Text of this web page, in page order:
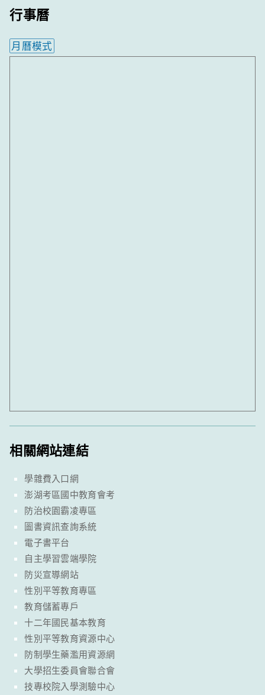
行事曆
月曆模式
相關網站連結
學雜費入口網
澎湖考區國中教育會考
防治校園霸凌專區
圖書資訊查詢系統
電子書平台
自主學習雲端學院
防災宣導網站
性別平等教育專區
教育儲蓄專戶
十二年國民基本教育
性別平等教育資源中心
防制學生藥濫用資源網
大學招生委員會聯合會
技專校院入學測驗中心